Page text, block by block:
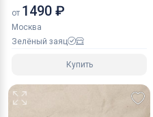
от 1490 ₽
Москва
Зелёный заяц
Купить